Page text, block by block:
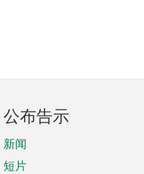
公布告示
新闻
短片